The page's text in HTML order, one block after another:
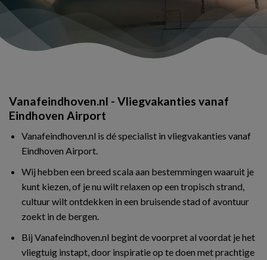
Vanafeindhoven.nl - Vliegvakanties vanaf
Eindhoven Airport
Vanafeindhoven.nl is dé specialist in vliegvakanties vanaf
Eindhoven Airport.
Wij hebben een breed scala aan bestemmingen waaruit je
kunt kiezen, of je nu wilt relaxen op een tropisch strand,
cultuur wilt ontdekken in een bruisende stad of avontuur
zoekt in de bergen.
Bij Vanafeindhoven.nl begint de voorpret al voordat je het
vliegtuig instapt, door inspiratie op te doen met prachtige